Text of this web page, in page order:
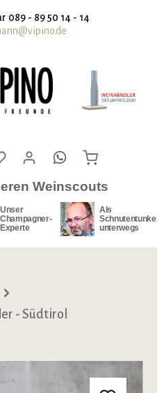
089 - 89 50 14 - 14
Weinscouts
Als
Schnutentunker
unterwegs
- Südtirol